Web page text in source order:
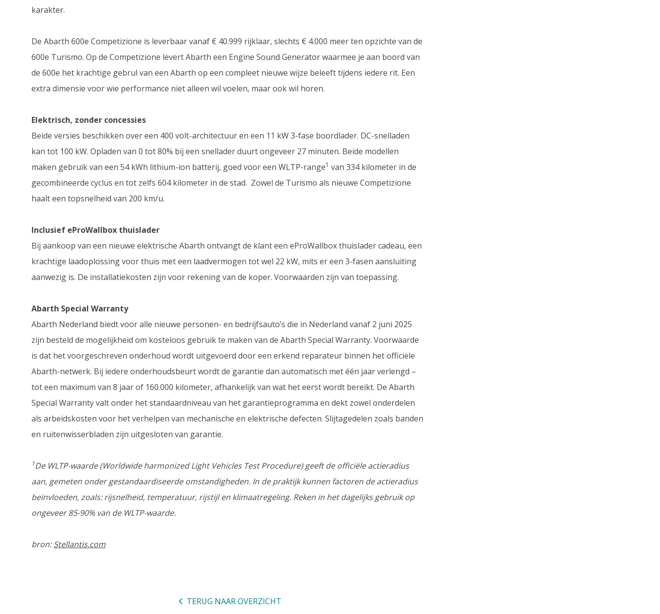
karakter.
De Abarth 600e Competizione is leverbaar vanaf € 40.999 rijklaar, slechts € 4.000 meer ten opzichte van de
600e Turismo. Op de Competizione levert Abarth een Engine Sound Generator waarmee je aan boord van
de 600e het krachtige gebrul van een Abarth op een compleet nieuwe wijze beleeft tijdens iedere rit. Een
extra dimensie voor wie performance niet alleen wil voelen, maar ook wil horen.
Elektrisch, zonder concessies
Beide versies beschikken over een 400 volt-architectuur en een 11 kW 3-fase boordlader. DC-snelladen
kan tot 100 kW. Opladen van 0 tot 80% bij een snellader duurt ongeveer 27 minuten. Beide modellen
maken gebruik van een 54 kWh lithium-ion batterij, goed voor een WLTP-range1 van 334 kilometer in de
gecombineerde cyclus en tot zelfs 604 kilometer in de stad. Zowel de Turismo als nieuwe Competizione
haalt een topsnelheid van 200 km/u.
Inclusief eProWallbox thuislader
Bij aankoop van een nieuwe elektrische Abarth ontvangt de klant een eProWallbox thuislader cadeau, een
krachtige laadoplossing voor thuis met een laadvermogen tot wel 22 kW, mits er een 3-fasen aansluiting
aanwezig is. De installatiekosten zijn voor rekening van de koper. Voorwaarden zijn van toepassing.
Abarth Special Warranty
Abarth Nederland biedt voor alle nieuwe personen- en bedrijfsauto’s die in Nederland vanaf 2 juni 2025
zijn besteld de mogelijkheid om kosteloos gebruik te maken van de Abarth Special Warranty. Voorwaarde
is dat het voorgeschreven onderhoud wordt uitgevoerd door een erkend reparateur binnen het officiële
Abarth-netwerk. Bij iedere onderhoudsbeurt wordt de garantie dan automatisch met één jaar verlengd –
tot een maximum van 8 jaar of 160.000 kilometer, afhankelijk van wat het eerst wordt bereikt. De Abarth
Special Warranty valt onder het standaardniveau van het garantieprogramma en dekt zowel onderdelen
als arbeidskosten voor het verhelpen van mechanische en elektrische defecten. Slijtagedelen zoals banden
en ruitenwisserbladen zijn uitgesloten van garantie.
1De WLTP-waarde (Worldwide harmonized Light Vehicles Test Procedure) geeft de officiële actieradius
aan, gemeten onder gestandaardiseerde omstandigheden. In de praktijk kunnen factoren de actieradius
beïnvloeden, zoals: rijsnelheid, temperatuur, rijstijl en klimaatregeling. Reken in het dagelijks gebruik op
ongeveer 85-90% van de WLTP-waarde.
bron:Stellantis.com
TERUG NAAR OVERZICHT